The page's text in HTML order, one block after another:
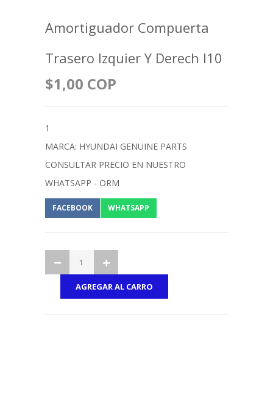
Amortiguador Compuerta
Trasero Izquier Y Derech I10
$1,00 COP
1
MARCA: HYUNDAI GENUINE PARTS
CONSULTAR PRECIO EN NUESTRO
WHATSAPP - ORM
FACEBOOK WHATSAPP